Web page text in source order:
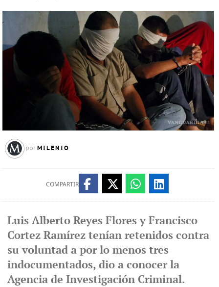
por MILENIO
COMPARTIR
Luis Alberto Reyes Flores y Francisco
Cortez Ramírez tenían retenidos contra
su voluntad a por lo menos tres
indocumentados, dio a conocer la
Agencia de Investigación Criminal.